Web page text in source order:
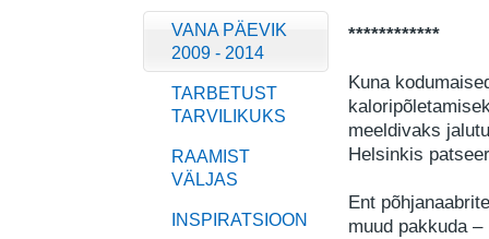
VANA PÄEVIK
2009 - 2014
TARBETUST
TARVILIKUKS
RAAMIST
VÄLJAS
INSPIRATSIOON
************
Kuna
meeldivaks
Helsinkis
Ent
muud pakkuda